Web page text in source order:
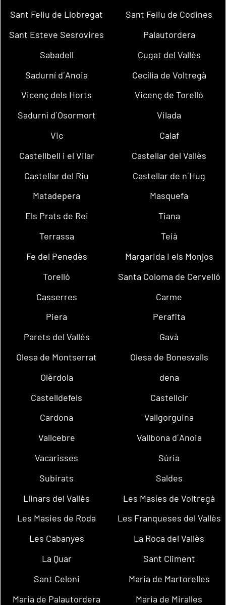
Sant Feliu de Llobregat
Sant Feliu de Codines
Sant Esteve Sesrovires
Palautordera
Sabadell
Cugat del Vallès
Sadurní d´Anoia
Cecília de Voltregà
Vicenç dels Horts
Vicenç de Torelló
Sadurní d´Osormort
Vilada
Vic
Calaf
Castellbell i el Vilar
Castellar del Vallès
Castellar del Riu
Castellar de n´Hug
Matadepera
Masquefa
Els Prats de Rei
Tiana
Terrassa
Teià
Fe del Penedès
Margarida i els Monjos
Torelló
Santa Coloma de Cervelló
Casserres
Carme
Piera
Perafita
Parets del Vallès
Gavà
Olesa de Montserrat
Olesa de Bonesvalls
Olèrdola
dena
Castelldefels
Castellcir
Cardona
Vallgorguina
Vallcebre
Vallbona d´Anoia
Vacarisses
Súria
Subirats
Saldes
Llinars del Vallès
Les Masíes de Voltregà
Les Masies de Roda
Les Franqueses del Vallès
Les Cabanyes
La Roca del Vallès
La Quar
Sant Climent
Sant Celoni
Maria de Martorelles
Maria de Palautordera
Maria de Miralles